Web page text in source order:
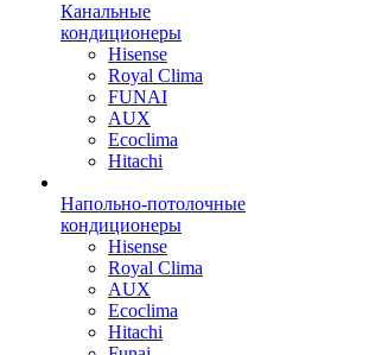
Канальные
кондиционеры
Hisense
Royal Clima
FUNAI
AUX
Ecoclima
Hitachi
Напольно-потолочные
кондиционеры
Hisense
Royal Clima
AUX
Ecoclima
Hitachi